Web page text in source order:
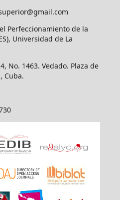
Perfeccionamiento de la
Universidad de La
No. 1463. Vedado. Plaza de
Cuba.